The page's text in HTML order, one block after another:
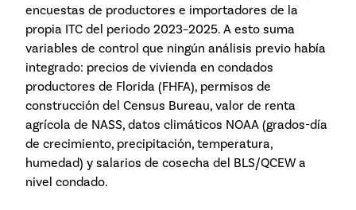
encuestas de productores e importadores de la
propia ITC del periodo 2023–2025. A esto suma
variables de control que ningún análisis previo había
integrado: precios de vivienda en condados
productores de Florida (FHFA), permisos de
construcción del Census Bureau, valor de renta
agrícola de NASS, datos climáticos NOAA (grados-día
de crecimiento, precipitación, temperatura,
humedad) y salarios de cosecha del BLS/QCEW a
nivel condado.